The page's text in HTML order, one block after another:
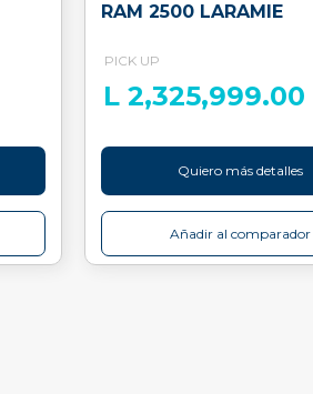
RAM 2500 LARAMIE
PICK UP
L 2,325,999.00
Quiero más detalles
Añadir al comparador